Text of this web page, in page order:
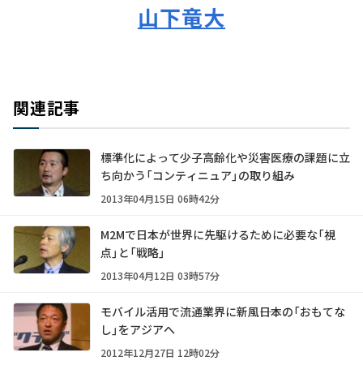
山下竜大
関連記事
標準化によって少子高齢化や災害医療の課題に立
ち向かう「コンティニュア」の取り組み
2013年04月15日 06時42分
M2Mで日本が世界に先駆けるために必要な「視
点」と「戦略」
2013年04月12日 03時57分
モバイル活用で流通業界に新風――日本の「おもてな
し」をアジアへ
2012年12月27日 12時02分